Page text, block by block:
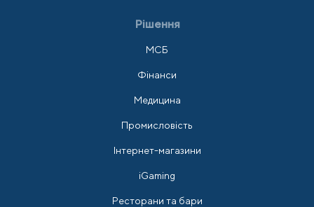
Рішення
МСБ
Фінанси
Медицина
Промисловість
Інтернет-магазини
iGaming
Ресторани та бари